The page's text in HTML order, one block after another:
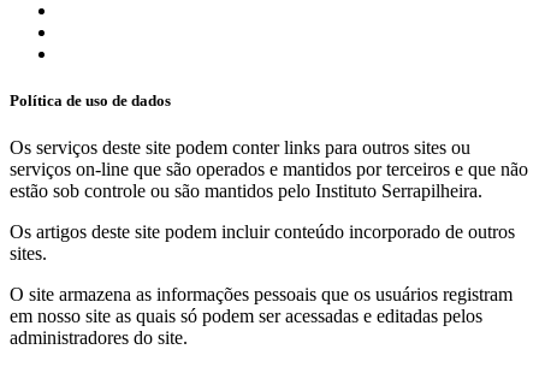
Política de uso de dados
Os serviços deste site podem conter links para outros sites ou
serviços on-line que são operados e mantidos por terceiros e que não
estão sob controle ou são mantidos pelo Instituto Serrapilheira.
Os artigos deste site podem incluir conteúdo incorporado de outros
sites.
O site armazena as informações pessoais que os usuários registram
em nosso site as quais só podem ser acessadas e editadas pelos
administradores do site.